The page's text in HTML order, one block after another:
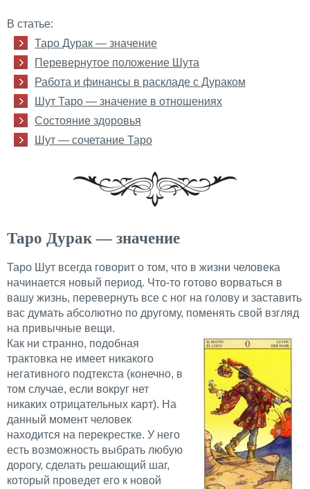
В статье:
Таро Дурак — значение
Перевернутое положение Шута
Работа и финансы в раскладе с Дураком
Шут Таро — значение в отношениях
Состояние здоровья
Шут — сочетание Таро
Таро Дурак — значение
Таро Шут всегда говорит о том, что в жизни человека
начинается новый период. Что-то готово ворваться в
вашу жизнь, перевернуть все с ног на голову и заставить
вас думать абсолютно по другому, поменять свой взгляд
на привычные вещи.
Как ни странно, подобная
трактовка не имеет никакого
негативного подтекста (конечно, в
том случае, если вокруг нет
никаких отрицательных карт). На
данный момент человек
находится на перекрестке. У него
есть возможность выбрать любую
дорогу, сделать решающий шаг,
который проведет его к новой